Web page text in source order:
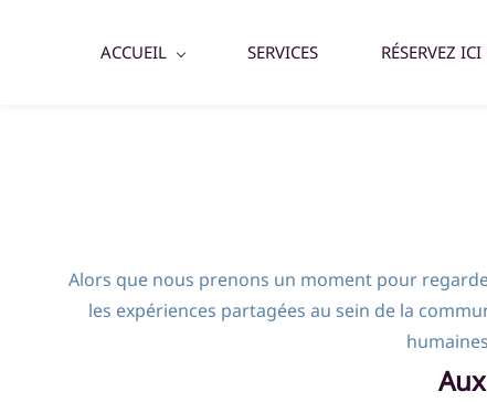
ACCUEIL SERVICES RÉSERVEZ ICI
Alors que nous prenons un moment pour
les expériences partagées au sein de la